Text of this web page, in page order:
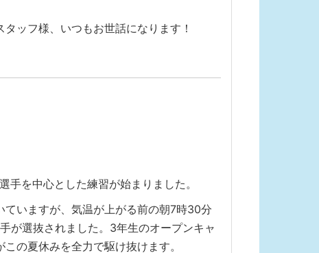
ッフ様、いつもお世話になります！
を中心とした練習が始まりました。
いますが、気温が上がる前の朝7時30分
が選抜されました。3年生のオープンキャ
の夏休みを全力で駆け抜けます。